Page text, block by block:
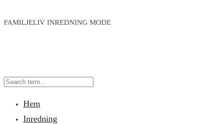
FAMILJELIV INREDNING MODE
Hem
Inredning